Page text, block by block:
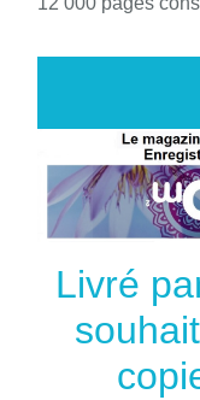
Livré